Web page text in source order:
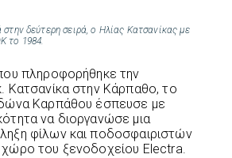
στην δεύτερη σειρά, ο Ηλίας Κατσανίκας με
το 1984.
πληροφορήθηκε την
Κατσανίκα στην Κάρπαθο, το
Καρπάθου έσπευσε με
να διοργανώσε μια
φίλων και ποδοσφαιριστών
του ξενοδοχείου Electra.